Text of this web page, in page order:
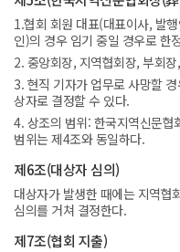
1.협회 회원 대표(대표이사, 발
인)의 경우 임기 중일 경우로 한
2. 중앙회장, 지역협회장, 부회
3. 현직 기자가 업무로 사망할
상자로 결정할 수 있다.
4. 상조의 범위: 한국지역신문협
범위는 제4조와 동일하다.
제6조(대상자 심의)
대상자가 발생한 때에는 지역협
심의를 거쳐 결정한다.
제7조(협회 지출)